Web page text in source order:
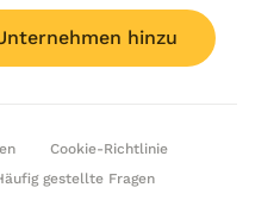
hinzu
Cookie-Richtlinie
gestellte Fragen